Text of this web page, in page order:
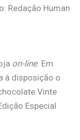
Redação Human
on-line. Em
à disposição o
Vinte
Especial